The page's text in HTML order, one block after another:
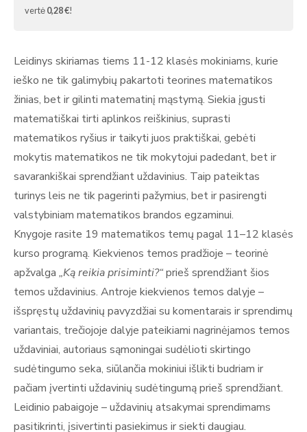
vertė0,28 €!
Leidinys skiriamas tiems 11-12 klasės mokiniams, kurie
ieško ne tik galimybių pakartoti teorines matematikos
žinias, bet ir gilinti matematinį mąstymą. Siekia įgusti
matematiškai tirti aplinkos reiškinius, suprasti
matematikos ryšius ir taikyti juos praktiškai, gebėti
mokytis matematikos ne tik mokytojui padedant, bet ir
savarankiškai sprendžiant uždavinius. Taip pateiktas
turinys leis ne tik pagerinti pažymius, bet ir pasirengti
valstybiniam matematikos brandos egzaminui.
Knygoje rasite 19 matematikos temų pagal 11–12 klasės
kurso programą. Kiekvienos temos pradžioje – teorinė
apžvalga „Ką reikia prisiminti?“prieš sprendžiant šios
temos uždavinius. Antroje kiekvienos temos dalyje –
išspręstų uždavinių pavyzdžiai su komentarais ir sprendimų
variantais, trečiojoje dalyje pateikiami nagrinėjamos temos
uždaviniai, autoriaus sąmoningai sudėlioti skirtingo
sudėtingumo seka, siūlančia mokiniui išlikti budriam ir
pačiam įvertinti uždavinių sudėtingumą prieš sprendžiant.
Leidinio pabaigoje – uždavinių atsakymai sprendimams
pasitikrinti, įsivertinti pasiekimus ir siekti daugiau.